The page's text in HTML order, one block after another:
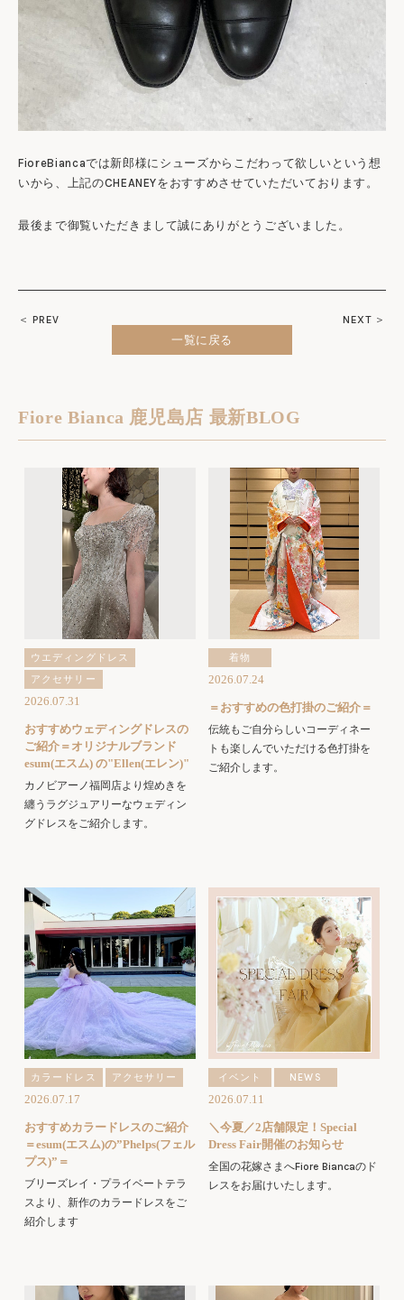
FioreBiancaでは新郎様にシューズからこだわって欲しいという想
いから、上記のCHEANEYをおすすめさせていただいております。
最後まで御覧いただきまして誠にありがとうございました。
＜ PREV NEXT ＞
一覧に戻る
Fiore Bianca 鹿児島店 最新BLOG
ウエディングドレス
アクセサリー
2026.07.31
おすすめウェディングドレスの
ご紹介＝オリジナルブランド
esum(エスム) の"Ellen(エレン)"
カノビアーノ福岡店より煌めきを
纏うラグジュアリーなウェディン
グドレスをご紹介します。
着物
2026.07.24
＝おすすめの色打掛のご紹介＝
伝統もご自分らしいコーディネー
トも楽しんでいただける色打掛を
ご紹介します。
カラードレス アクセサリー
2026.07.17
おすすめカラードレスのご紹介
＝esum(エスム)の”Phelps(フェル
プス)”＝
ブリーズレイ・プライベートテラ
スより、新作のカラードレスをご
紹介します
イベント NEWS
2026.07.11
＼今夏／2店舗限定！Special
Dress Fair開催のお知らせ
全国の花嫁さまへFiore Biancaのド
レスをお届けいたします。